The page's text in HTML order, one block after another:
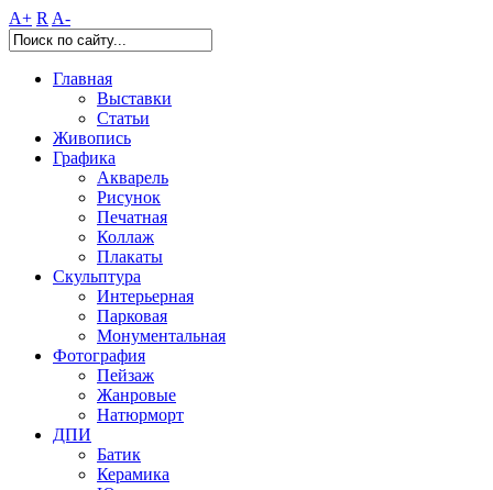
A+ R A-
Главная
Выставки
Статьи
Живопись
Графика
Акварель
Рисунок
Печатная
Коллаж
Плакаты
Скульптура
Интерьерная
Парковая
Монументальная
Фотография
Пейзаж
Жанровые
Натюрморт
ДПИ
Батик
Керамика